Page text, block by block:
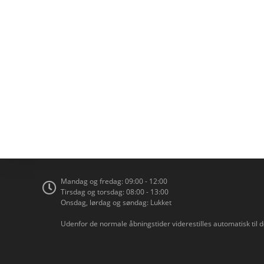
Mandag og fredag: 09:00 - 12:00
Tirsdag og torsdag: 08:00 - 13:00
Onsdag, lørdag og søndag: Lukket
Udenfor de normale åbningstider viderestilles automatisk til